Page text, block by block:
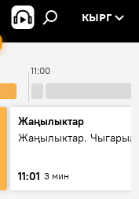
КЫРГ
11:00
Жаңылыктар
Жаңылыктар.
11:01 3 мин